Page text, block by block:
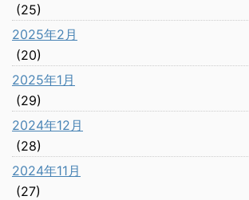
(25)
2025年2月
(20)
2025年1月
(29)
2024年12月
(28)
2024年11月
(27)